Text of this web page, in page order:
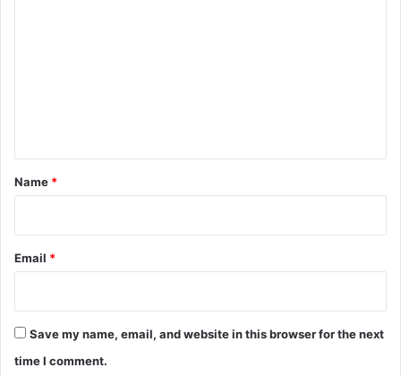
*
Name *
Email *
Save my name, email, and website in this browser for the next
time I comment.